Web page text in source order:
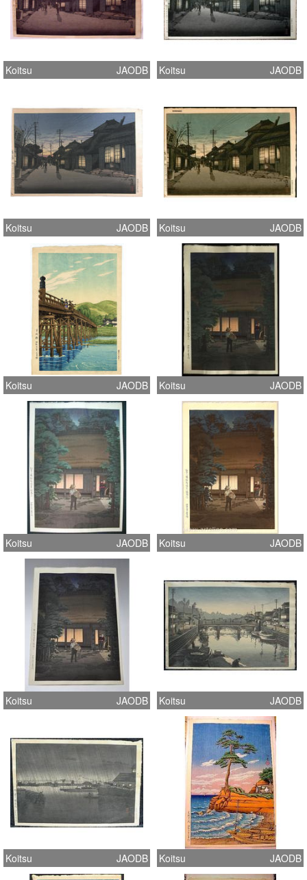
Koitsu JAODB Koitsu JAODB
Koitsu JAODB Koitsu JAODB
Koitsu JAODB Koitsu JAODB
Koitsu JAODB Koitsu JAODB
Koitsu JAODB Koitsu JAODB
Koitsu JAODB Koitsu JAODB